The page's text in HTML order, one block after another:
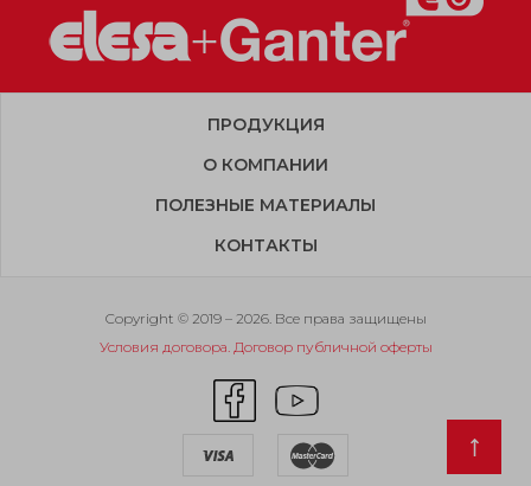
ПРОДУКЦИЯ
О КОМПАНИИ
ПОЛЕЗНЫЕ МАТЕРИАЛЫ
КОНТАКТЫ
Copyright © 2019 – 2026. Все права защищены
Условия договора. Договор публичной оферты